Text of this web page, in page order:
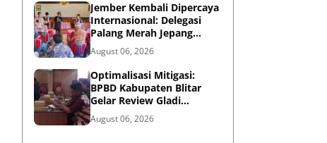
Jember Kembali Dipercaya
Internasional: Delegasi
Palang Merah Jepang
Perkuat Kesiapsiagaan
Bencana di Kawasan
Pesisir dan Sekolah
August 06, 2026
Optimalisasi Mitigasi:
BPBD Kabupaten Blitar
Gelar Review Gladi
Kontinjensi Erupsi Gunung
Kelud
August 06, 2026